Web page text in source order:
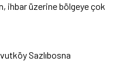
ihbar üzerine bölgeye çok
Sazlıbosna